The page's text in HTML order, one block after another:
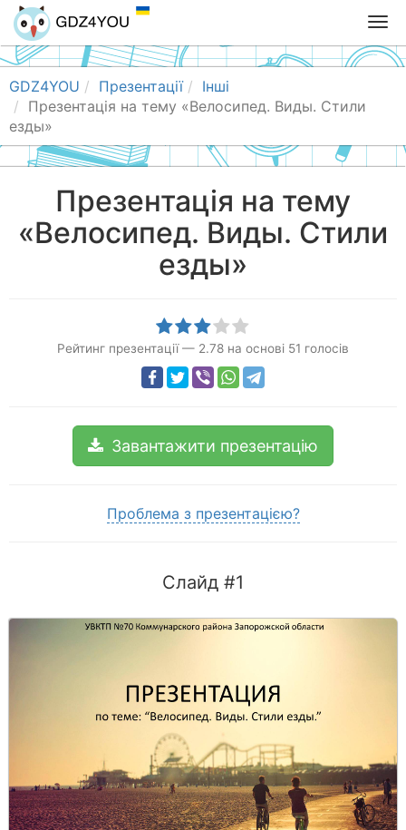
T
o
g
n
a
g
a
GDZ4YOU Презентації
Інші
Презентація на тему «Велосипед. Виды. Стили
езды»
Презентація на тему
«Велосипед. Виды. Стили
езды»
Рейтинг презентації — 2.78 на основі 51 голосів
Завантажити презентацію
Проблема з презентацією?
Слайд #1